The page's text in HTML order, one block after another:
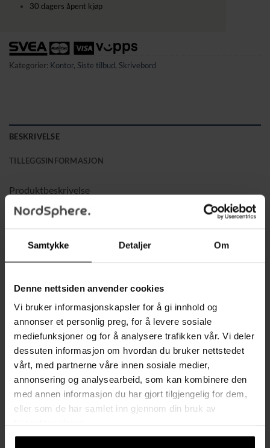
Samtykke Detaljer Om
Denne nettsiden anvender cookies
Vi bruker informasjonskapsler for å gi innhold og
annonser et personlig preg, for å levere sosiale
mediefunksjoner og for å analysere trafikken vår. Vi deler
dessuten informasjon om hvordan du bruker nettstedet
vårt, med partnerne våre innen sosiale medier,
annonsering og analysearbeid, som kan kombinere den
med annen informasjon du har gjort tilgjengelig for dem,
eller som de har samlet inn gjennom din bruk av
30 dagers åpent kjøp
Kategorier: Kontor, Siste tilbud, Skrivebord
BESKRIVELSE
TILLEGGSINFORMASJON
Produktbeskrivelse
Fleksible oppbevaringshyller med 2 hyller, hvorav den ene
Tilpassbar oppbevaring: fjern den midterste hyllen for å gi
og kontorutstyr
Stor arbeidsflate på 100 × 50 cm som rommer to skjermer,
tastatur og annet nødvendig tilbehør
Robust og slitesterk konstruksjon i sponplate og
stålramme for stabil bruk
Justerbare føtter som gir god stabilitet på ujevne gulv og